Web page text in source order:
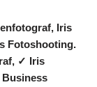
Iris
Fotoshooting.
✓ Iris